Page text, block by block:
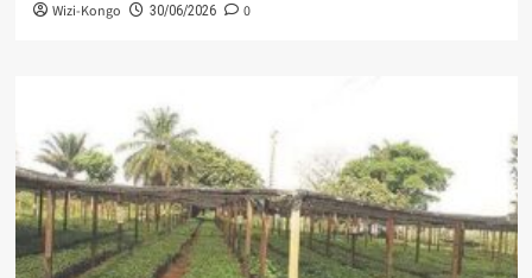
Wizi-Kongo 30/06/2026 0